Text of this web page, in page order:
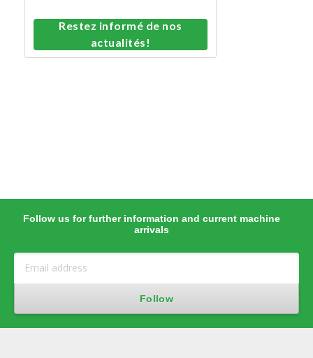
Restez informé de nos
actualités!
Follow us for further information and current machine
arrivals